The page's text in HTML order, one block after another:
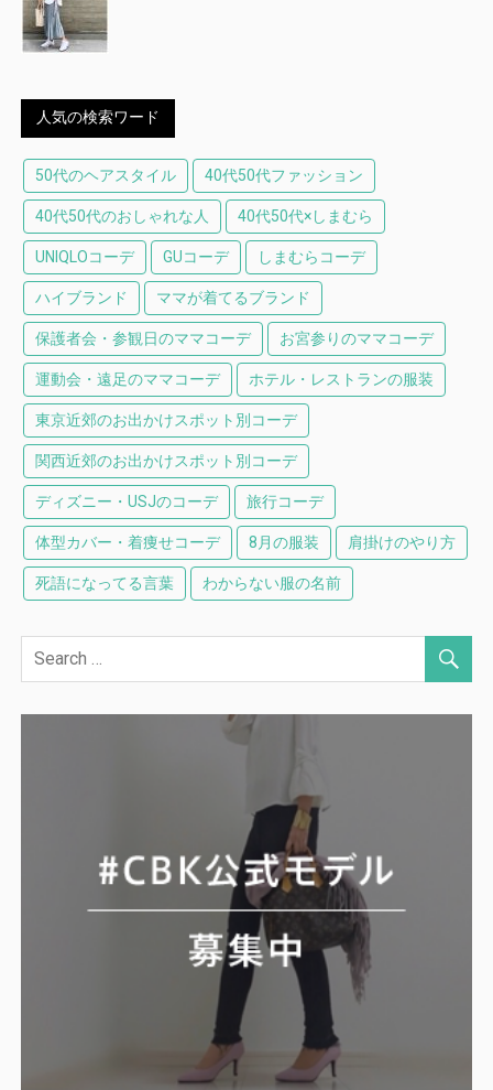
人気の検索ワード
50代のヘアスタイル 40代50代ファッション
40代50代のおしゃれな人 40代50代×しまむら
UNIQLOコーデ GUコーデ しまむらコーデ
ハイブランド ママが着てるブランド
保護者会・参観日のママコーデ お宮参りのママコーデ
運動会・遠足のママコーデ ホテル・レストランの服装
東京近郊のお出かけスポット別コーデ
関西近郊のお出かけスポット別コーデ
ディズニー・USJのコーデ 旅行コーデ
体型カバー・着痩せコーデ 8月の服装 肩掛けのやり方
死語になってる言葉 わからない服の名前